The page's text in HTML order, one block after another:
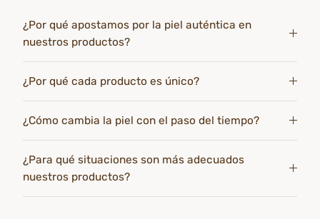
¿Por qué apostamos por la piel auténtica en
nuestros productos?
¿Por qué cada producto es único?
¿Cómo cambia la piel con el paso del tiempo?
¿Para qué situaciones son más adecuados
nuestros productos?